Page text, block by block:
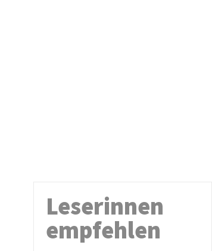
Leserinnen
empfehlen